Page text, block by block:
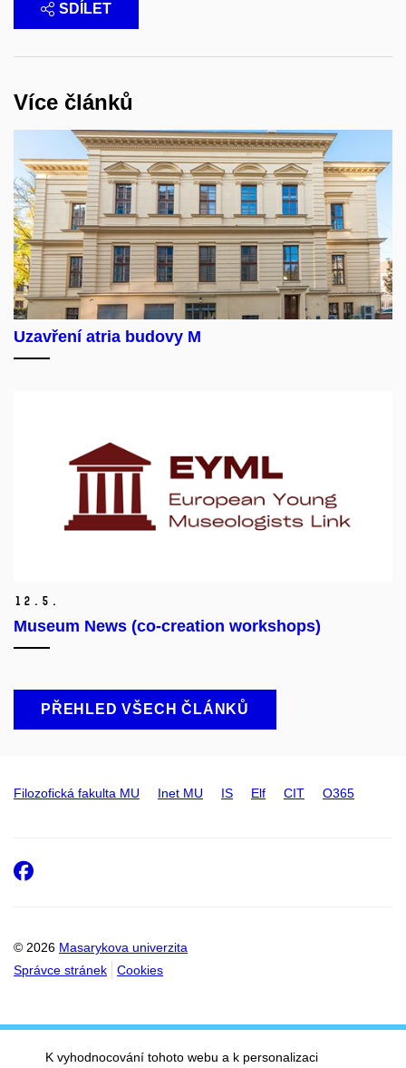
SDÍLET
Více článků
Uzavření atria budovy M
12. 5.
Museum News (co-creation workshops)
PŘEHLED VŠECH ČLÁNKŮ
Filozofická fakulta MU Inet MU IS Elf CIT O365
© 2026 Masarykova univerzita
Správce stránek
Cookies
Facebook
K vyhodnocování tohoto webu a k personalizaci